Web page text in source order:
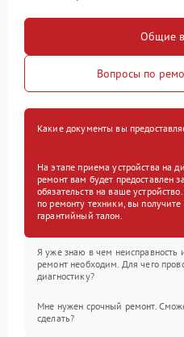
Общие
Вопросы по
Какие документы вы
На этапе приема устройства на
ремонт вам будет предоставлен
обязательств на ваше
по ремонту техники, вы
гарантийный талон.
Я уже знаю в чем неисправность
ремонт необходим. Для чего
диагностику?
Мне нужен срочный ремонт.
сделать?